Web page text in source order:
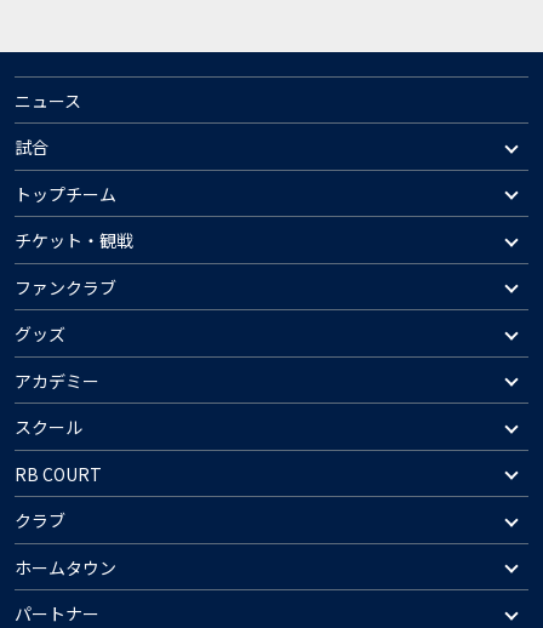
ニュース
試合
トップチーム
チケット・観戦
ファンクラブ
グッズ
アカデミー
スクール
RB COURT
クラブ
ホームタウン
パートナー